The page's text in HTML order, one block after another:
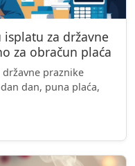
za državne
za obračun plaća
praznike
dan, puna plaća,